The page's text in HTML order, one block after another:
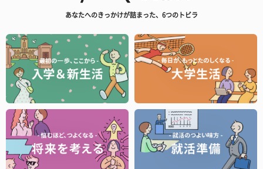
あなたへのきっかけが詰まった、6つのトビラ